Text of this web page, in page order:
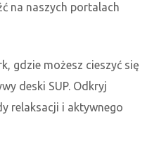
na naszych portalach
gdzie możesz cieszyć się
deski SUP. Odkryj
relaksacji i aktywnego